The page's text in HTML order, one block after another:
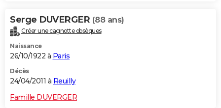
Serge DUVERGER (88 ans)
Créer une cagnotte obsèques
Naissance
26/10/1922 à Paris
Décès
24/04/2011 à Reuilly
Famille DUVERGER